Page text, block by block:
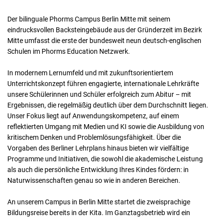
Der bilinguale Phorms Campus Berlin Mitte mit seinem
eindrucksvollen Backsteingebäude aus der Gründerzeit im Bezirk
Mitte umfasst die erste der bundesweit neun deutsch-englischen
Schulen im Phorms Education Netzwerk.
In modernem Lernumfeld und mit zukunftsorientiertem
Unterrichtskonzept führen engagierte, internationale Lehrkräfte
unsere Schülerinnen und Schüler erfolgreich zum Abitur – mit
Ergebnissen, die regelmäßig deutlich über dem Durchschnitt liegen.
Unser Fokus liegt auf Anwendungskompetenz, auf einem
reflektierten Umgang mit Medien und KI sowie die Ausbildung von
kritischem Denken und Problemlösungsfähigkeit. Über die
Vorgaben des Berliner Lehrplans hinaus bieten wir vielfältige
Programme und Initiativen, die sowohl die akademische Leistung
als auch die persönliche Entwicklung Ihres Kindes fördern: in
Naturwissenschaften genau so wie in anderen Bereichen.
An unserem Campus in Berlin Mitte startet die zweisprachige
Bildungsreise bereits in der Kita. Im Ganztagsbetrieb wird ein